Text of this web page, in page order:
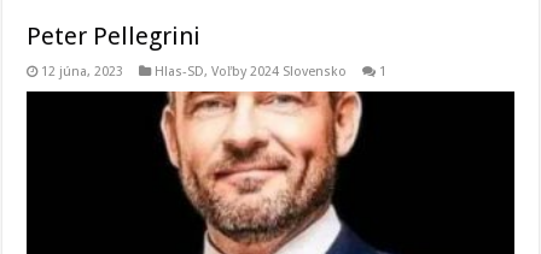
Peter Pellegrini
12 júna, 2023 Hlas-SD,Voľby 2024 Slovensko 1